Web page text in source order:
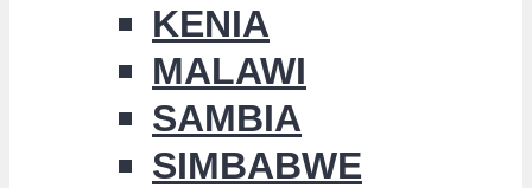
KENIA
MALAWI
SAMBIA
SIMBABWE